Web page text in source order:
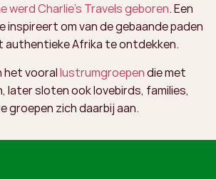
werd Charlie’s Travels geboren. Een
inspireert om van de gebaande paden
authentieke Afrika te ontdekken.
het voorallustrumgroependie met
later sloten ook lovebirds, families,
groepen zich daarbij aan.